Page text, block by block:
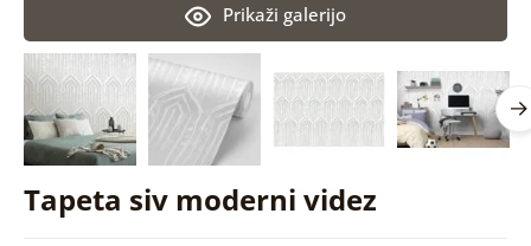
Tapeta siv moderni videz
Prikaži galerijo